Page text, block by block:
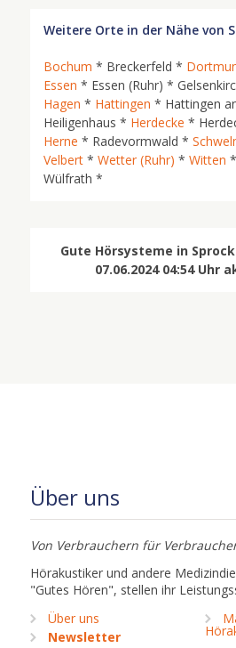
Weitere Orte in der Nähe von
Bochum * Breckerfeld *
Essen * Essen (Ruhr) *
Hagen * Hattingen * Hattingen
Heiligenhaus * Herdecke *
Herne * Radevormwald *
Velbert * Wetter (Ruhr) * Witten *
Wülfrath *
Gute Hörsysteme in
07.06.2024 04:54 Uhr
Über uns
Von Verbrauchern für
Hörakustiker und andere
"Gutes Hören", stellen ihr
Über uns
Newsletter